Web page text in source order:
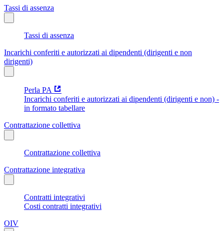
Tassi di assenza
Tassi di assenza
Incarichi conferiti e autorizzati ai dipendenti (dirigenti e non
dirigenti)
Perla PA
Incarichi conferiti e autorizzati ai dipendenti (dirigenti e non) -
in formato tabellare
Contrattazione collettiva
Contrattazione collettiva
Contrattazione integrativa
Contratti integrativi
Costi contratti integrativi
OIV